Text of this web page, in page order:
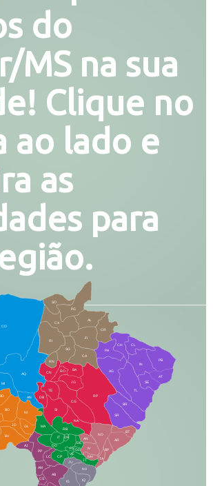
do
MS na sua
Clique no
ao lado e
as
para
CO
AQ
MI
AN
CX
RI
AL
CR
FI
SG
BA
CA
PA
CH CL
PB
SE
TL
AG
BR
SR
BT
AR
RP
RO
JG
CG
SI
NA
TA
NH
JT
RB
MA
IT
DR
DO
CP
JU
NV
IQ
BD
BO
NI
JD
BV
PP
AJ
LC
AM
AB
DB
TE
CS
IG
IN
NO
BP
RN
CN
GL
AN
IV
FS
VC
GD
DE
AT
PG
SO